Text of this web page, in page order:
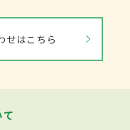
せはこちら